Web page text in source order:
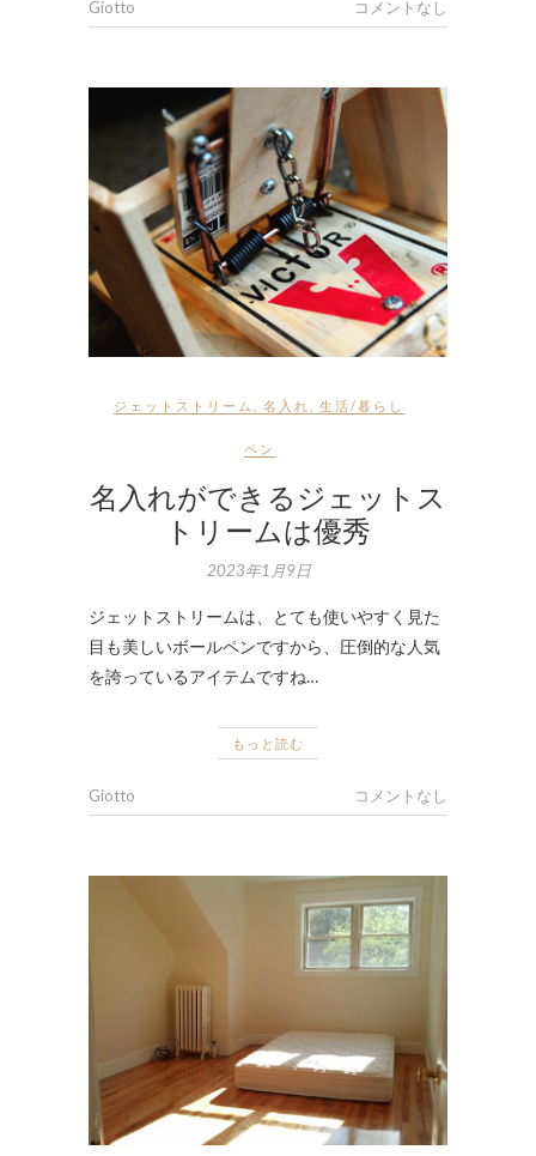
Giotto コメントなし
ジェットストリーム 名入れ 生活/暮らし
ペン
名入れができるジェットス
トリームは優秀
2023年1月9日
ジェットストリームは、とても使いやすく見た
目も美しいボールペンですから、圧倒的な人気
を誇っているアイテムですね…
もっと読む
Giotto コメントなし